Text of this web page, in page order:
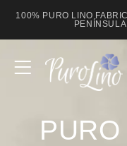
100% PURO LINO